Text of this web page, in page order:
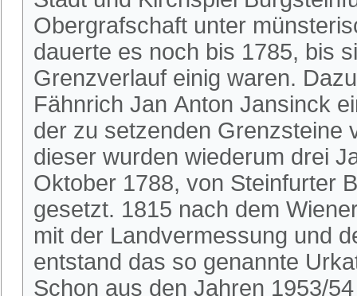
Obergrafschaft unter
dauerte es noch bis 1785, bis
Grenzverlauf einig waren.
Fähnrich Jan Anton Jansinck
der zu setzenden Grenzsteine
dieser wurden wiederum drei
Oktober 1788, von Steinfurter
gesetzt. 1815 nach dem
mit der Landvermessung und
entstand das so genannte
Schon aus den Jahren 1953/